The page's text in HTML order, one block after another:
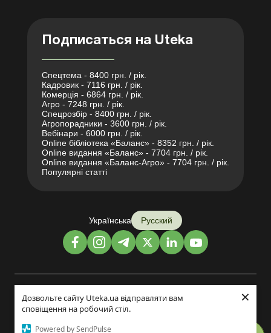
Дозвольте сайту Uteka.ua відправляти вам
сповіщення на робочий стіл.
Powered by SendPulse
×
Подписаться на Uteka
Спецтема - 8400 грн. / рік.
Кадровик - 7116 грн. / рік.
Комерція - 6864 грн. / рік.
Агро - 7248 грн. / рік.
Спецрозбір - 8400 грн. / рік.
Агропорадники - 3600 грн. / рік.
Вебінари - 6000 грн. / рік.
Online бібліотека «Баланс» - 8352 грн. / рік.
Online видання «Баланс» - 7704 грн. / рік.
Online видання «Баланс-Агро» - 7704 грн. / рік.
Популярні статті
Українська Русский
Дизайн и разработка: